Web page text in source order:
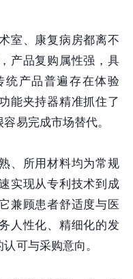
室、康复病房都离不
产品复购属性强，具
统产品普遍存在体验
能夹持器精准抓住了
易完成市场替代。
、所用材料均为常规
实现从专利技术到成
兼顾患者舒适度与医
人性化、精细化的发
可与采购意向。